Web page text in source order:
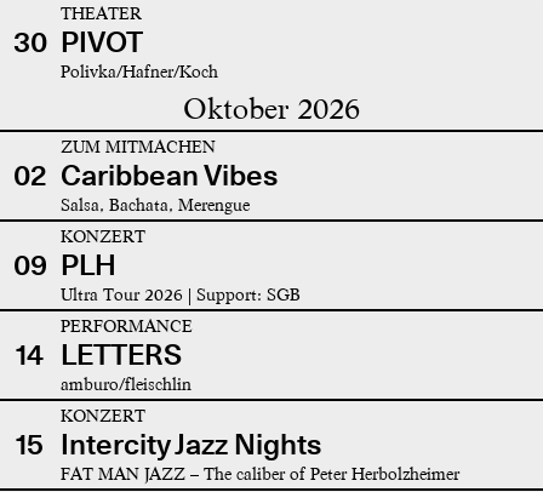
30
THEATER
PIVOT
Polivka/Hafner/Koch
Oktober 2026
02
ZUM MITMACHEN
Caribbean Vibes
Salsa, Bachata, Merengue
09
KONZERT
PLH
Ultra Tour 2026 | Support: SGB
14
PERFORMANCE
LETTERS
amburo/fleischlin
15
KONZERT
Intercity Jazz Nights
FAT MAN JAZZ – The caliber of Peter Herbolzheimer